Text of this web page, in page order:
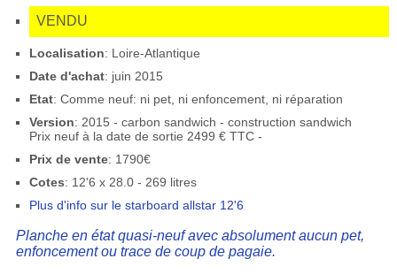
VENDU
Localisation: Loire-Atlantique
Date d'achat: juin 2015
Etat: Comme neuf: ni pet, ni enfoncement, ni réparation
Version: 2015 - carbon sandwich - construction sandwich
Prix neuf à la date de sortie 2499 € TTC -
Prix de vente: 1790€
Cotes: 12'6 x 28.0 - 269 litres
Plus d'info sur le starboard allstar 12'6
Planche en état quasi-neuf avec absolument aucun pet,
enfoncement ou trace de coup de pagaie.